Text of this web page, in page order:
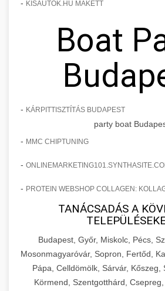
- KISAUTOK.HU MAKETT
Boat
- KÁRPITTISZTÍTÁS BUDAPEST
party boat
- MMC CHIPTUNING
-
- PROTEIN WEBSHOP COLLAGEN:
TANÁCSADÁS A
Budapest, Győr, Miskolc, Pécs,
Mosonmagyaróvár, Sopron, Fertőd,
Pápa, Celldömölk, Sárvár, Kőszeg,
Körmend, Szentgotthárd, Csepreg,